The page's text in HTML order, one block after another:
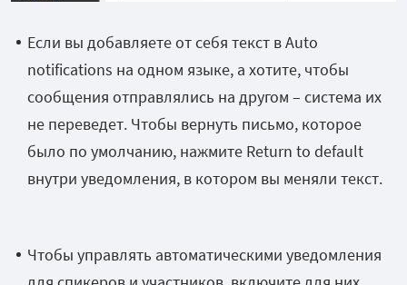
Если вы добавляете от себя текст в Auto
notifications на одном языке, а хотите, чтобы
сообщения отправлялись на другом – система их
не переведет. Чтобы вернуть письмо, которое
было по умолчанию, нажмите Return to default
внутри уведомления, в котором вы меняли текст.
Чтобы управлять автоматическими уведомления